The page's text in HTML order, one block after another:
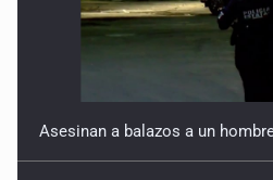
Asesinan a balazos a un